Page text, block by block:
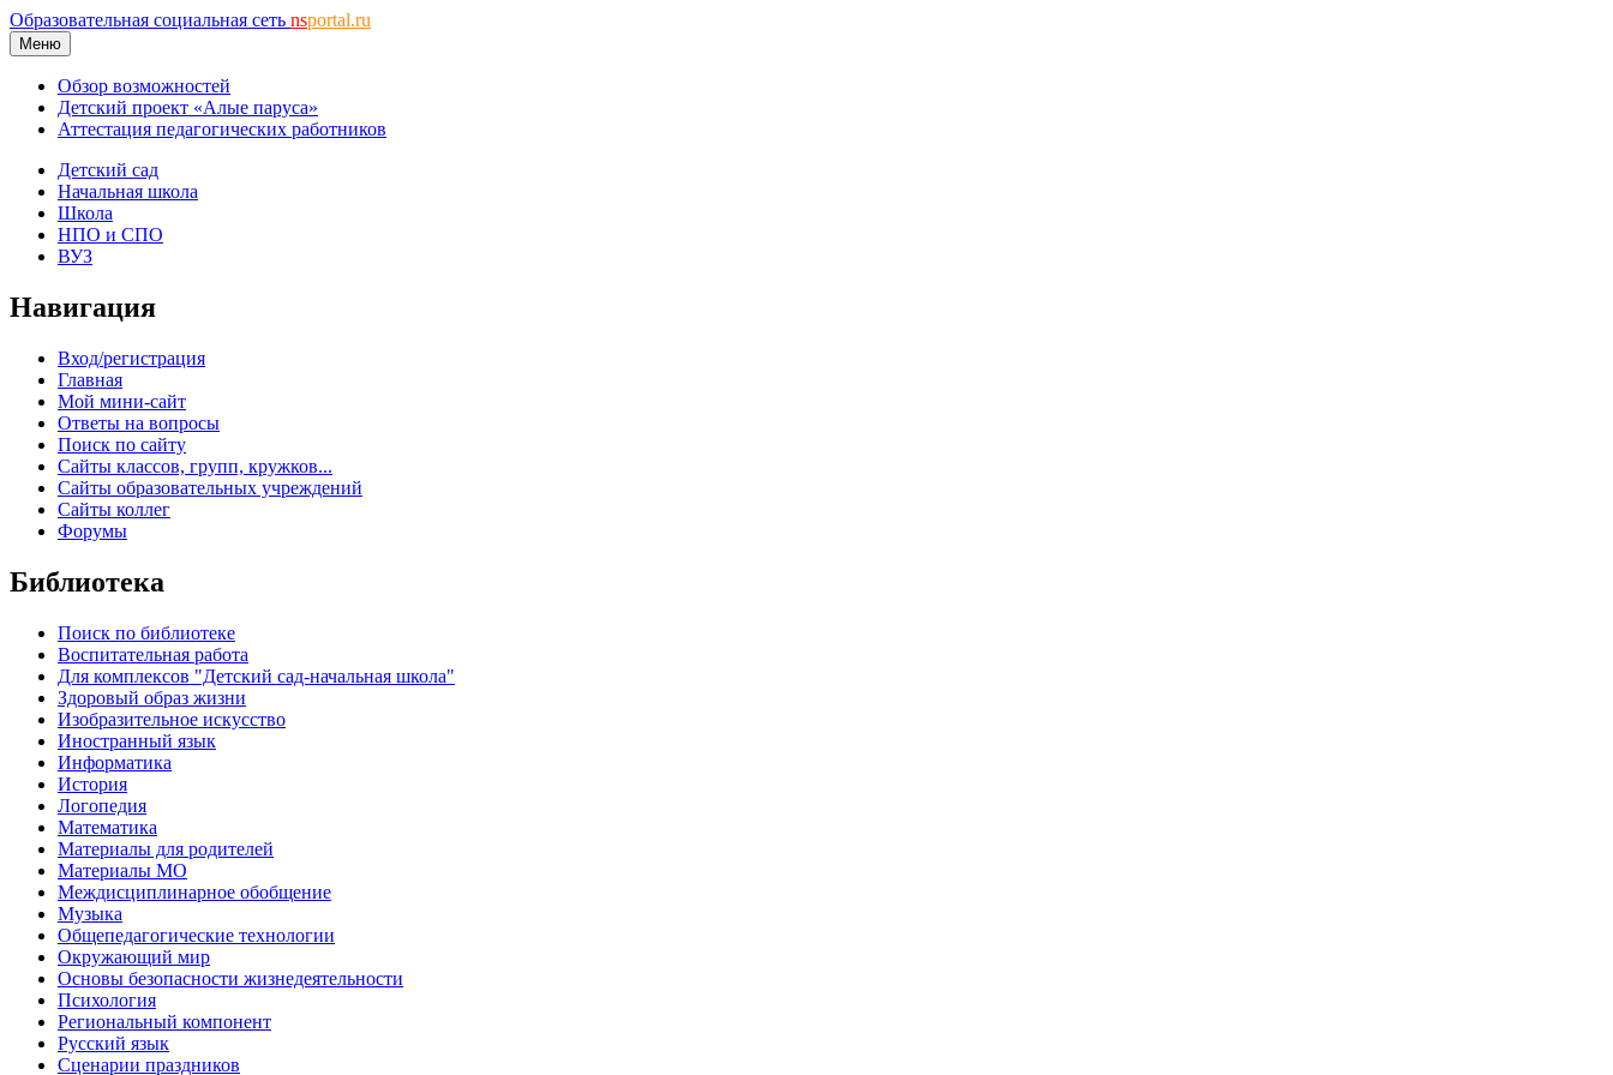
Образовательная социальная сеть nsportal.ru
Меню
Обзор возможностей
Детский проект «Алые паруса»
Аттестация педагогических работников
Детский сад
Начальная школа
Школа
НПО и СПО
ВУЗ
Навигация
Вход/регистрация
Главная
Мой мини-сайт
Ответы на вопросы
Поиск по сайту
Сайты классов, групп, кружков...
Сайты образовательных учреждений
Сайты коллег
Форумы
Библиотека
Поиск по библиотеке
Воспитательная работа
Для комплексов "Детский сад-начальная школа"
Здоровый образ жизни
Изобразительное искусство
Иностранный язык
Информатика
История
Логопедия
Математика
Материалы для родителей
Материалы МО
Междисциплинарное обобщение
Музыка
Общепедагогические технологии
Окружающий мир
Основы безопасности жизнедеятельности
Психология
Региональный компонент
Русский язык
Сценарии праздников